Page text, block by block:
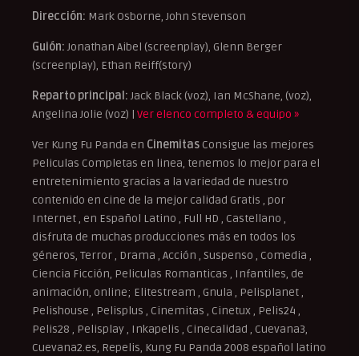
Dirección: Mark Osborne, John Stevenson
Guión: Jonathan Aibel (screenplay), Glenn Berger
(screenplay), Ethan Reiff(story)
Reparto principal: Jack Black (voz), Ian McShane, (voz),
Angelina Jolie (voz) | Ver elenco completo & equipo »
Ver Kung Fu Panda en Cinemitas Consigue las mejores
Peliculas Completas en linea, tenemos lo mejor para el
entretenimiento gracias a la variedad de nuestro
contenido en cine de la mejor calidad Gratis , por
Internet , en Español Latino , Full HD , Castellano ,
disfruta de muchas producciones más en todos los
géneros, Terror , Drama , Acción , Suspenso , Comedia ,
Ciencia Ficción, Peliculas Romanticas , Infantiles, de
animación, online; Elitestream , Gnula , Pelisplanet ,
Pelishouse , Pelisplus , Cinemitas , Cinetux , Pelis24 ,
Pelis28 , Pelisplay , Inkapelis , Cinecalidad , Cuevana3,
Cuevana2.es, Repelis, Kung Fu Panda 2008 español latino